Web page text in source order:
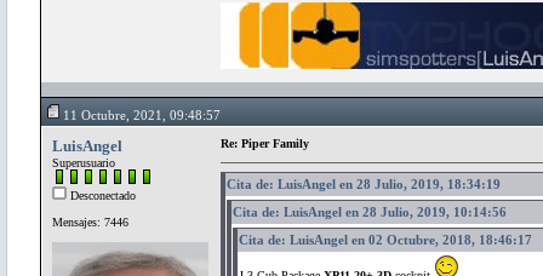
11 Octubre, 2021, 09:48:57
LuisAngel
Superusuario
Desconectado
Mensajes: 7446
Re: Piper Family
Cita de: LuisAngel en 28 Julio, 2019, 18:34:19
Cita de: LuisAngel en 28 Julio, 2019, 10:14:56
Cita de: LuisAngel en 02 Octubre, 2018, 18:46:17